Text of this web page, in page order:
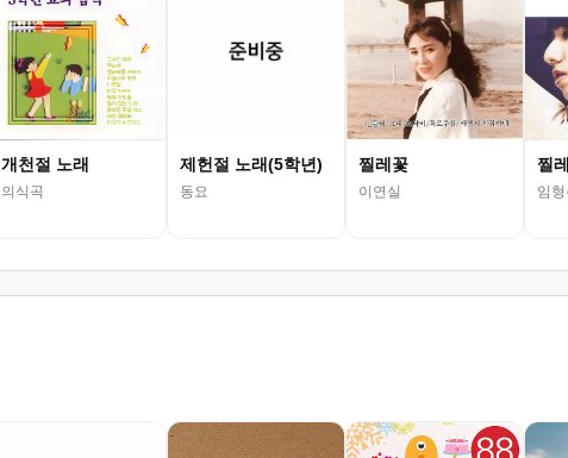
개천절 노래
의식곡
제헌절 노래(5학년)
동요
찔레꽃
이연실
찔
임